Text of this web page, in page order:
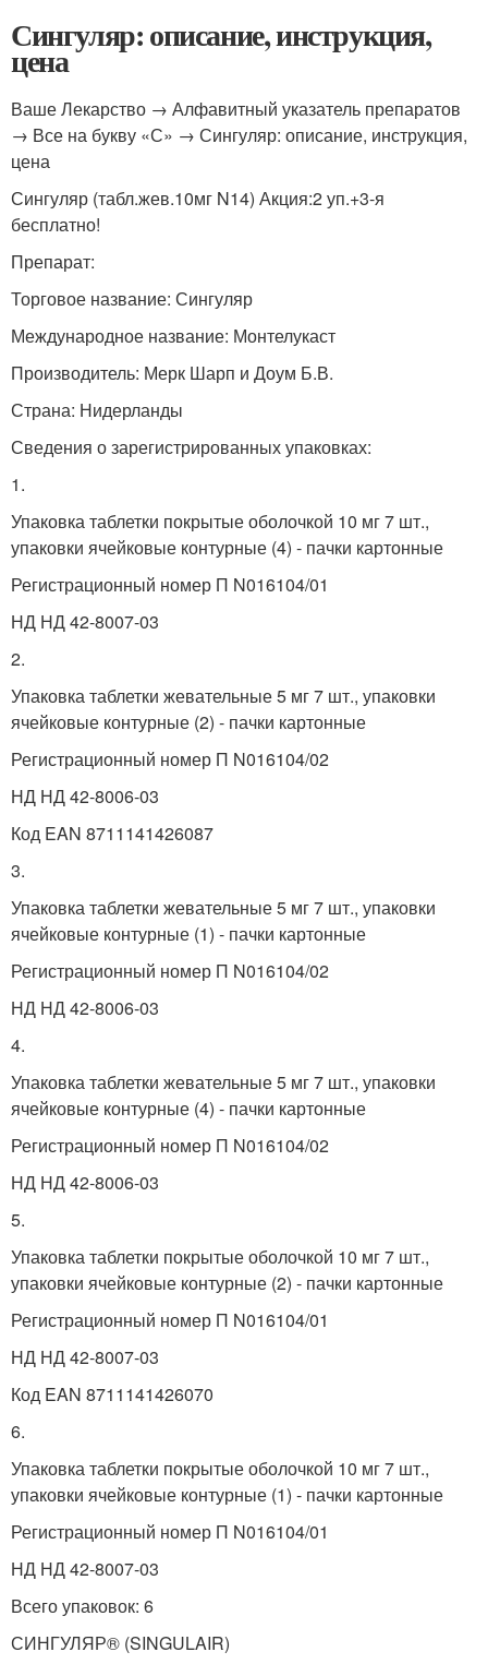
Сингуляр: описание, инструкция,
цена
Ваше Лекарство → Алфавитный указатель препаратов
→ Все на букву «С» → Сингуляр: описание, инструкция,
цена
Сингуляр (табл.жев.10мг N14) Акция:2 уп.+3-я
бесплатно!
Препарат:
Торговое название: Сингуляр
Международное название: Монтелукаст
Производитель: Мерк Шарп и Доум Б.В.
Страна: Нидерланды
Сведения о зарегистрированных упаковках:
1.
Упаковка таблетки покрытые оболочкой 10 мг 7 шт.,
упаковки ячейковые контурные (4) - пачки картонные
Регистрационный номер П N016104/01
НД НД 42-8007-03
2.
Упаковка таблетки жевательные 5 мг 7 шт., упаковки
ячейковые контурные (2) - пачки картонные
Регистрационный номер П N016104/02
НД НД 42-8006-03
Код EAN 8711141426087
3.
Упаковка таблетки жевательные 5 мг 7 шт., упаковки
ячейковые контурные (1) - пачки картонные
Регистрационный номер П N016104/02
НД НД 42-8006-03
4.
Упаковка таблетки жевательные 5 мг 7 шт., упаковки
ячейковые контурные (4) - пачки картонные
Регистрационный номер П N016104/02
НД НД 42-8006-03
5.
Упаковка таблетки покрытые оболочкой 10 мг 7 шт.,
упаковки ячейковые контурные (2) - пачки картонные
Регистрационный номер П N016104/01
НД НД 42-8007-03
Код EAN 8711141426070
6.
Упаковка таблетки покрытые оболочкой 10 мг 7 шт.,
упаковки ячейковые контурные (1) - пачки картонные
Регистрационный номер П N016104/01
НД НД 42-8007-03
Всего упаковок: 6
СИНГУЛЯР® (SINGULAIR)